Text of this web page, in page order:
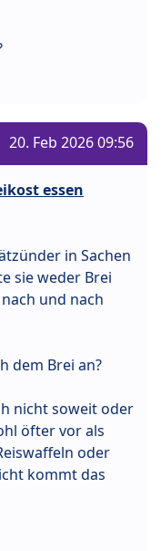
20. Feb 2026 09:56
essen
in Sachen
sie weder Brei
und nach
dem Brei an?
nicht soweit oder
öfter vor als
oder
kommt das